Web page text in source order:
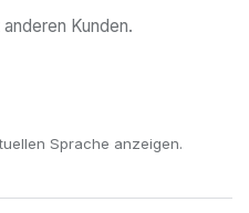
Kunden.
Sprache anzeigen.